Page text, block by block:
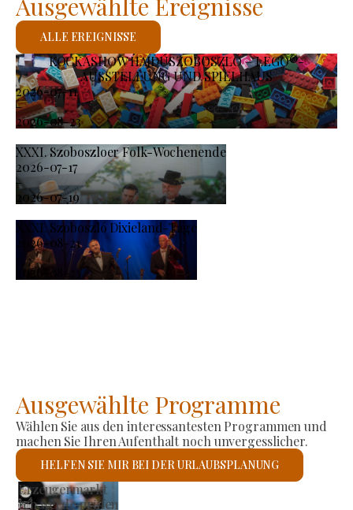
KOCKASHOW HAJDÚSZOBOSZLÓ – LEGO®-
AUSSTELLUNG UND SPIELHAUS
2026-07-11
-
2026-08-23
XXXI. Szoboszloer Folk-Wochenende
2026-07-17
-
2026-07-19
XXXI. Szoboszló Dixieland-Tage
2026-08-21
-
2026-08-23
ALLE EREIGNISSE
Ausgewählte Programme
Wählen Sie aus den interessantesten Programmen und
machen Sie Ihren Aufenthalt noch unvergesslicher.
HELFEN SIE MIR BEI DER URLAUBSPLANUNG